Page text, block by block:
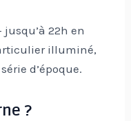
jusqu’à 22h en
illuminé,
d’époque.
?